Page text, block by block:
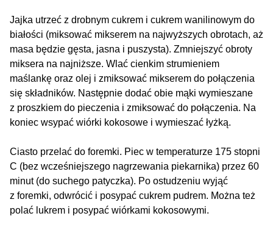
Jajka utrzeć z drobnym cukrem i cukrem wanilinowym do
białości (miksować mikserem na najwyższych obrotach, aż
masa będzie gęsta, jasna i puszysta). Zmniejszyć obroty
miksera na najniższe. Wlać cienkim strumieniem
maślankę oraz olej i zmiksować mikserem do połączenia
się składników. Następnie dodać obie mąki wymieszane
z proszkiem do pieczenia i zmiksować do połączenia. Na
koniec wsypać wiórki kokosowe i wymieszać łyżką.
Ciasto przelać do foremki. Piec w temperaturze 175 stopni
C (bez wcześniejszego nagrzewania piekarnika) przez 60
minut (do suchego patyczka). Po ostudzeniu wyjąć
z foremki, odwrócić i posypać cukrem pudrem. Można też
polać lukrem i posypać wiórkami kokosowymi.